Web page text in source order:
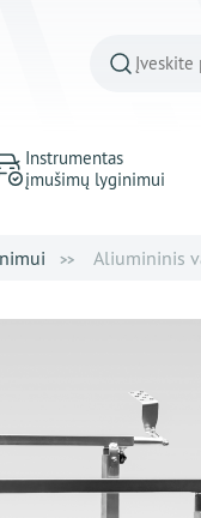
Instrumentas
įmušimų lyginimui
Aliumininis